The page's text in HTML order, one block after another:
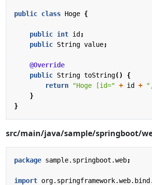
public class Hoge {
public int id ;
public String value;
@Override
public String toString()
{
return
"Hoge [id=" + id +
}
}
src/main/java/sample/springboot/
package sample.springboot.web;
import